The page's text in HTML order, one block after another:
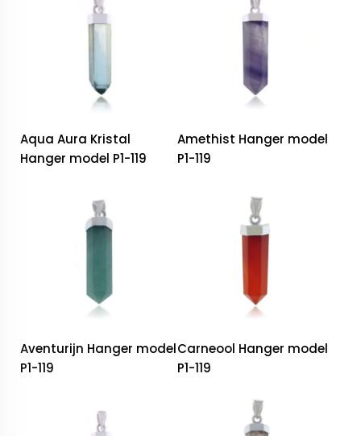
Aqua Aura Kristal
Hanger model P1-119
Amethist Hanger model
P1-119
Aventurijn Hanger model
P1-119
Carneool Hanger model
P1-119